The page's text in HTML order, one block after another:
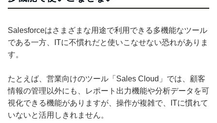
Salesforceはさまざまな用途で利用できる多機能なツール
である一方、ITに不慣れだと使いこなせない恐れがありま
す。
たとえば、営業向けのツール「Sales Cloud」では、顧客
情報の管理以外にも、レポート出力機能や分析データを可
視化できる機能がありますが、操作が複雑で、ITに慣れて
いないと活用しきれません。